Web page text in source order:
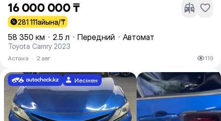
16 000 000 ₸
281 111айына/₸
58 350 км · 2.5 л · Передний · Автомат
Toyota Camry 2023
Астана · 2 авг 119
Иесінен